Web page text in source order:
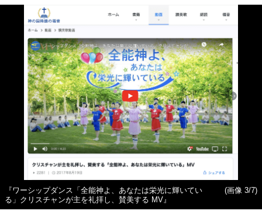
『ワーシップダンス「全能神よ、あなたは栄光に輝いてい
る」クリスチャンが主を礼拝し、賛美する MV』
(画像 3/7)